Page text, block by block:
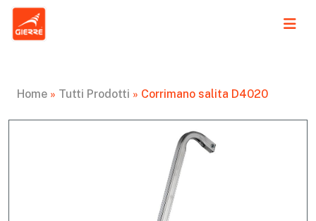
Home » Tutti Prodotti » Corrimano salita D4020